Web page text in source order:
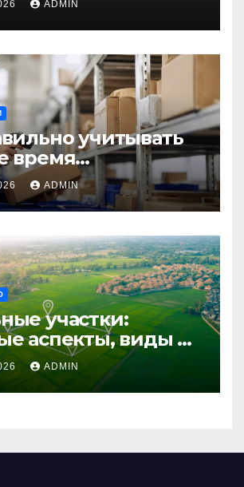
ADMIN
учитывать
время
советы для
ADMIN
участки:
аспекты, виды и
ADMIN